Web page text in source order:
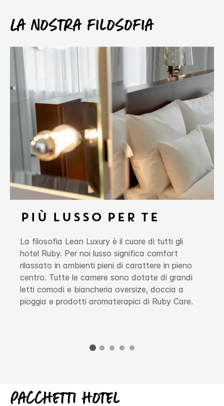
La nostra filosofia
PIÙ LUSSO PER TE
La filosofia Lean Luxury è il cuore di tutti gli
hotel Ruby. Per noi lusso significa comfort
rilassato in ambienti pieni di carattere in pieno
centro. Tutte le camere sono dotate di grandi
letti comodi e biancheria oversize, doccia a
pioggia e prodotti aromaterapici di Ruby Care.
Pacchetti hotel